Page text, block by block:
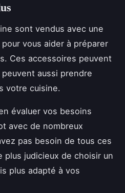
sont vendus avec une
vous aider à préparer
Ces accessoires peuvent
aussi prendre
votre cuisine.
évaluer vos besoins
avec de nombreux
pas besoin de tous ces
judicieux de choisir un
plus adapté à vos